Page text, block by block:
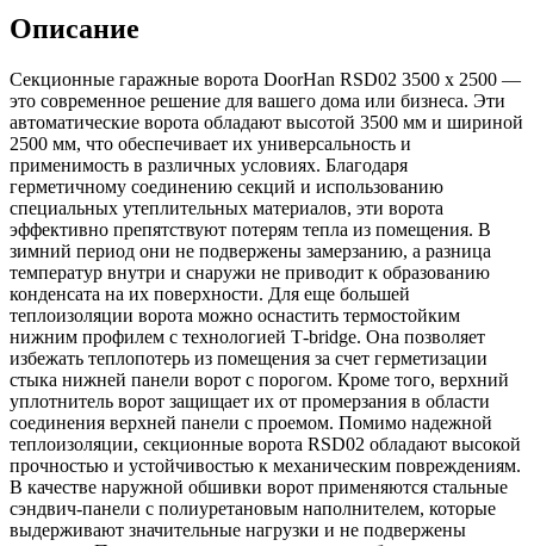
Описание
Секционные гаражные ворота DoorHan RSD02 3500 х 2500 —
это современное решение для вашего дома или бизнеса. Эти
автоматические ворота обладают высотой 3500 мм и шириной
2500 мм, что обеспечивает их универсальность и
применимость в различных условиях. Благодаря
герметичному соединению секций и использованию
специальных утеплительных материалов, эти ворота
эффективно препятствуют потерям тепла из помещения. В
зимний период они не подвержены замерзанию, а разница
температур внутри и снаружи не приводит к образованию
конденсата на их поверхности. Для еще большей
теплоизоляции ворота можно оснастить термостойким
нижним профилем с технологией Т-bridge. Она позволяет
избежать теплопотерь из помещения за счет герметизации
стыка нижней панели ворот с порогом. Кроме того, верхний
уплотнитель ворот защищает их от промерзания в области
соединения верхней панели с проемом. Помимо надежной
теплоизоляции, секционные ворота RSD02 обладают высокой
прочностью и устойчивостью к механическим повреждениям.
В качестве наружной обшивки ворот применяются стальные
сэндвич-панели с полиуретановым наполнителем, которые
выдерживают значительные нагрузки и не подвержены